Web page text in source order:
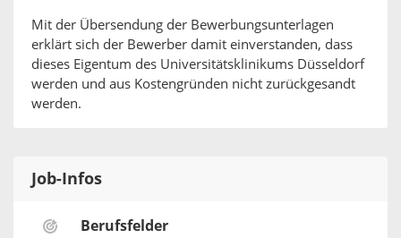
Mit der Übersendung der Bewerbungsunterlagen
erklärt sich der Bewerber damit einverstanden, dass
dieses Eigentum des Universitätsklinikums Düsseldorf
werden und aus Kostengründen nicht zurückgesandt
werden.
Job-Infos
Berufsfelder